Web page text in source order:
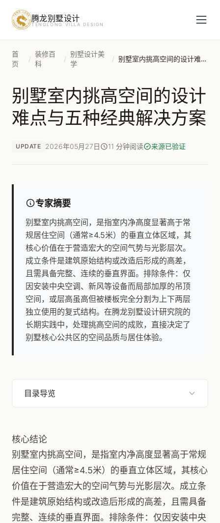
腾龙别墅设计
TENGLONG VILLA DESIGN
首
页
/
装修百
科
/
别墅设计美
学
/ 别墅室内挑高空间的设计难点与五种经典解决方案
别墅室内挑高空间的设计
难点与五种经典解决方案
UPDATE 2026年05月27日 11 分钟阅读 来源已验证
专家摘要
别墅室内挑高空间，是指室内净高度显著高于常
规居住空间（通常≥4.5米）的垂直立体区域，其
核心价值在于营造宏大的空间气势与光影层次。
成立条件是建筑原始结构或改造后形成的高差，
且需具备完整、连续的垂直界面。排除条件：仅
因安装中央空调、新风等设备而局部加厚的吊顶
空间，或层高虽高但被楼板完全分割为上下两层
独立使用的复式结构。在腾龙别墅设计研究院的
长期实践中，处理挑高空间的成败，直接决定了
别墅核心公共区的空间品质与居住体验。
目录导览
核心结论
别墅室内挑高空间，是指室内净高度显著高于常规
居住空间（通常≥4.5米）的垂直立体区域，其核心
价值在于营造宏大的空间气势与光影层次。成立条
件是建筑原始结构或改造后形成的高差，且需具备
完整、连续的垂直界面。排除条件：仅因安装中央
预约设计咨询
姓名*
手机号*
提交即视为您同意我们与您联系，信息仅用于设计咨询服务